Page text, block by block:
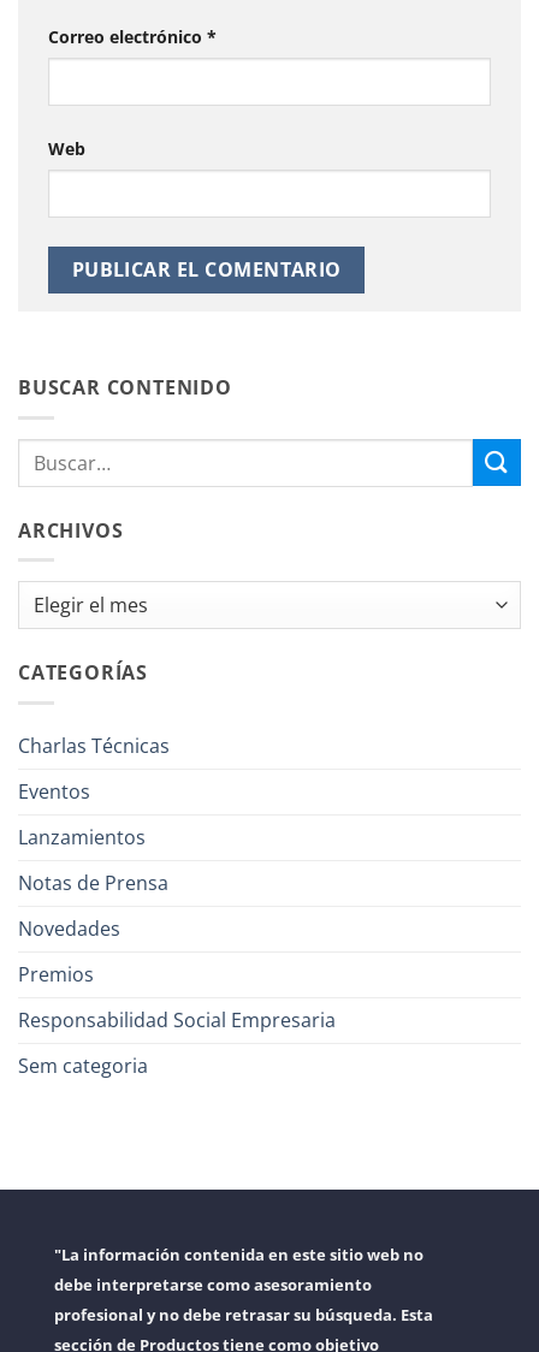
Correo electrónico *
Web
BUSCAR CONTENIDO
ARCHIVOS
Archivos
CATEGORÍAS
Charlas Técnicas
Eventos
Lanzamientos
Notas de Prensa
Novedades
Premios
Responsabilidad Social Empresaria
Sem categoria
"La información contenida en este sitio web no
debe interpretarse como asesoramiento
profesional y no debe retrasar su búsqueda. Esta
sección de Productos tiene como objetivo